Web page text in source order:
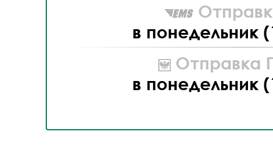
в понедельник
Отправка
в понедельник